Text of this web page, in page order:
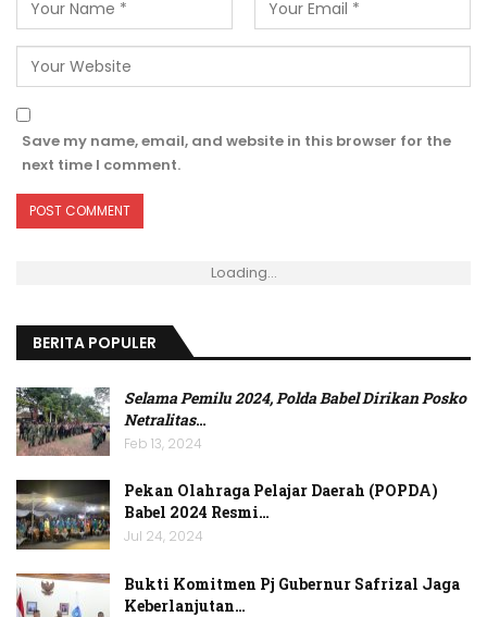
Save my name, email, and website in this browser for the
next time I comment.
Loading...
BERITA POPULER
Selama Pemilu 2024, Polda Babel Dirikan Posko
Netralitas…
Feb 13, 2024
Pekan Olahraga Pelajar Daerah (POPDA)
Babel 2024 Resmi…
Jul 24, 2024
Bukti Komitmen Pj Gubernur Safrizal Jaga
Keberlanjutan…